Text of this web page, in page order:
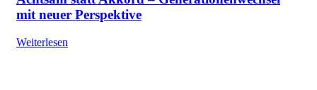
mit neuer Perspektive
Weiterlesen